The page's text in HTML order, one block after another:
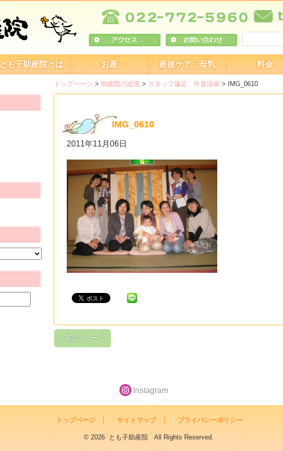
とも子助産院とは お産 産後ケア・母乳 料金
トップページ > 助産院の近況 > スタッフ遠足 作並温泉 > IMG_0610
IMG_0610
2011年11月06日
« 前のページ
Instagram
トップページ サイトマップ プライバシーポリシー
© 2026 とも子助産院 All Rights Reserved.